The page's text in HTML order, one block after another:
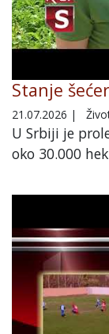
Stanje
21.07.2026 |
U Srbiji je
oko 30.000